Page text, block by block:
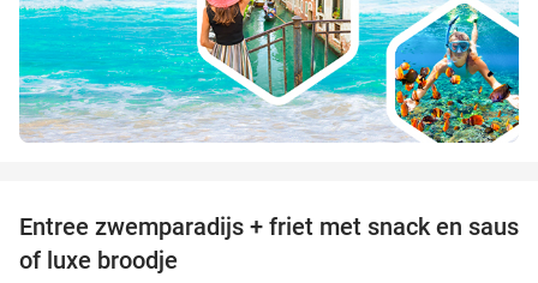
20%
Entree zwemparadijs + friet met snack en saus
of luxe broodje